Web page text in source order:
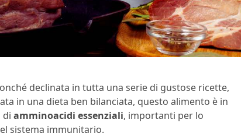
declinata in tutta una serie di gustose ricette,
in una dieta ben bilanciata, questo alimento è in
di amminoacidi essenziali, importanti per lo
sistema immunitario.